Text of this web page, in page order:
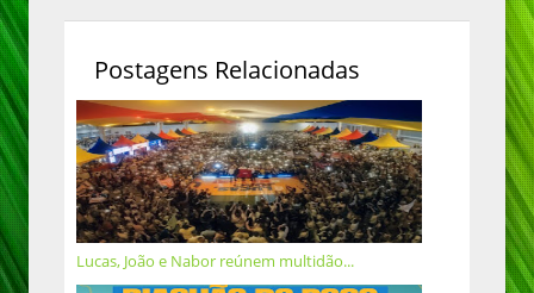
Postagens Relacionadas
Lucas, João e Nabor reúnem multidão...